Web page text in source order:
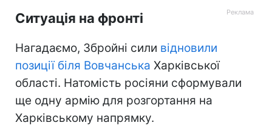
Ситуація на фронті
Нагадаємо, Збройні сили відновили
позиції біля Вовчанська Харківської
області. Натомість росіяни сформували
ще одну армію для розгортання на
Харківському напрямку.